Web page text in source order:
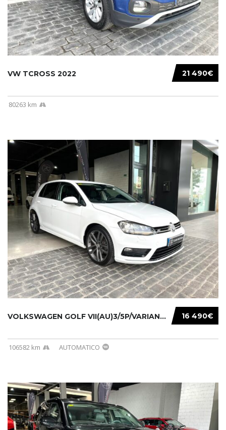
21 490€
VW TCROSS 2022
80263 km
16 490€
VOLKSWAGEN GOLF VII(AU)3/5P/VARIANT(12-16 20...
106582 km AUTOMATICO